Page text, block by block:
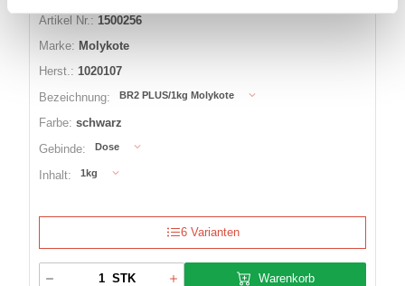
Artikel Nr.: 1500256
Marke: Molykote
Herst.: 1020107
Bezeichnung:
BR2 PLUS/1kg Molykote
Farbe: schwarz
Gebinde:
Dose
Inhalt: 1kg
6 Varianten
STK Warenkorb